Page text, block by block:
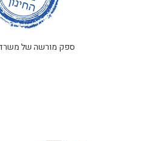
ספק מורשה של משרד